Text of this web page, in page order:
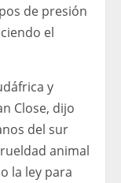
de presión
el
y
Close, dijo
del sur
animal
la ley para